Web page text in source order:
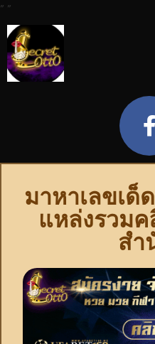
" "
มาหาเลขเด็
แหล่งรวมค
สำ